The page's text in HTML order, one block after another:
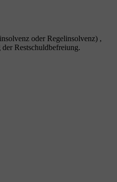
oder Regelinsolvenz) ,
Restschuldbefreiung.